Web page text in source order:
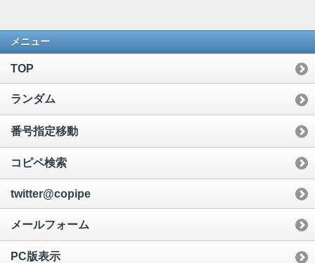
メニュー
TOP
ランダム
番号指定移動
コピペ検索
twitter@copipe
メールフォーム
PC版表示